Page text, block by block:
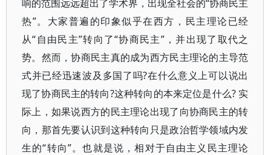
响的范围远远超出了学术界，出现全社会的“协商民主
热”。大家普遍的印象似乎在西方，民主理论已经
从“自由民主”转向了“协商民主”，并出现了取代之
势。然而，协商民主真的成为西方民主理论的主导范
式并已经迅速波及多国了吗?在什么意义上可以说出
现了协商民主的转向?这种转向的本来定位是什么? 实
际上，如果说西方的民主理论出现了向协商民主的转
向，那首先要认识到这种转向只是政治哲学领域内发
生的“转向”。也就是说，相对于自由主义民主理论